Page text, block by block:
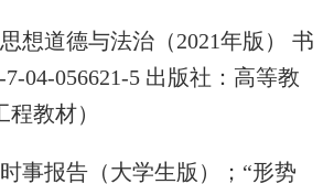
想道德与法治（2021年版） 书
7-04-056621-5 出版社：高等教
教材）
事报告（大学生版）；“形势